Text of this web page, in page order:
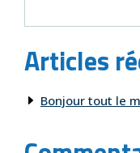
Articles
Bonjour tout le